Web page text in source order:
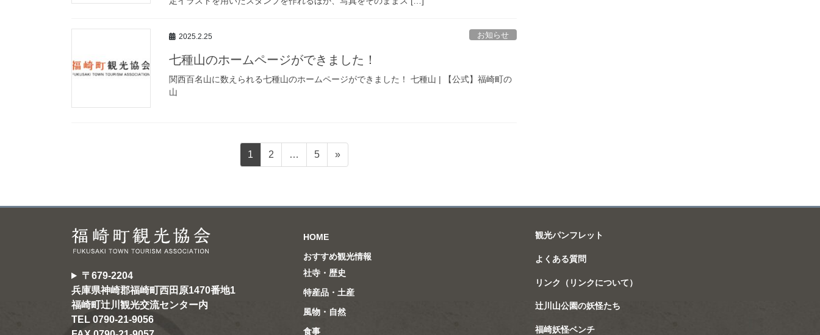
2025.2.25 お知らせ
七種山のホームページができました！
関西百名山に数えられる七種山のホームページができました！ 七種山 | 【公式】福崎町の
山
ペ
ー
ジ
送
り
固
定
1
固
定
2 …
固
定
5 »
〒679-2204
兵庫県神崎郡福崎町西田原1470番地1
福崎町辻川観光交流センター内
TEL 0790-21-9056
HOME
おすすめ観光情報
社寺・歴史
特産品・土産
風物・自然
食事
観光パンフレット
よくある質問
リンク（リンクについて）
辻川山公園の妖怪たち
福崎妖怪ベンチ